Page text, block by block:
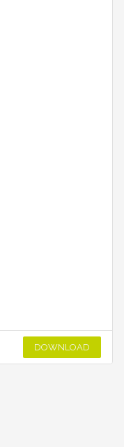
DOWNLOAD